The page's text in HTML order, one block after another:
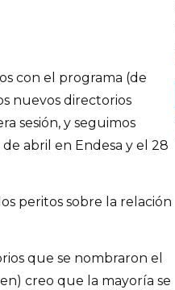
con el programa (de
nuevos directorios
sesión, y seguimos
abril en Endesa y el 28
peritos sobre la relación
que se nombraron el
creo que la mayoría se